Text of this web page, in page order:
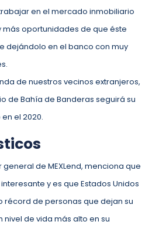
en el mercado inmobiliario
más oportunidades de que éste
dejándolo en el banco con muy
de nuestros vecinos extranjeros,
de Bahía de Banderas seguirá su
el 2020.
de MEXLend, menciona que
y es que Estados Unidos
récord de personas que dejan su
de vida más alto en su